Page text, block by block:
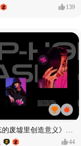
139
44